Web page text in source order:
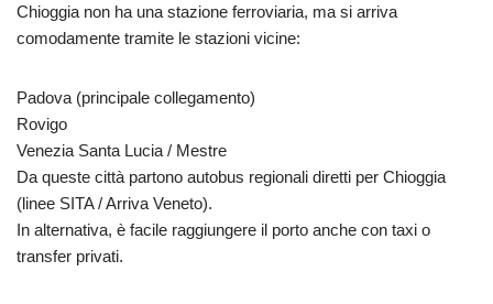
Chioggia non ha una stazione ferroviaria, ma si arriva
comodamente tramite le stazioni vicine:
Padova (principale collegamento)
Rovigo
Venezia Santa Lucia / Mestre
Da queste città partono autobus regionali diretti per Chioggia
(linee SITA / Arriva Veneto).
In alternativa, è facile raggiungere il porto anche con taxi o
transfer privati.